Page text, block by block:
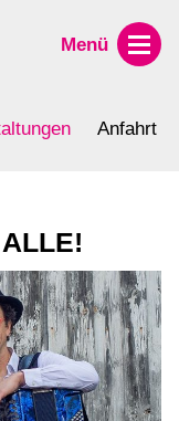
Menü
Anfahrt